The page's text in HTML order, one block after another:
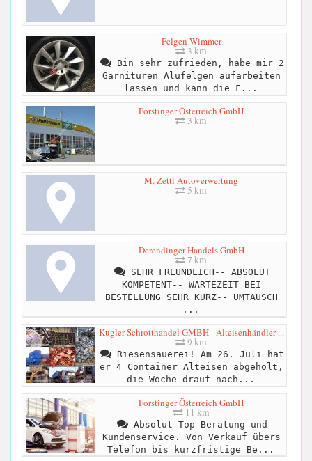
Felgen Wimmer
3 km
Bin sehr zufrieden, habe mir 2
Garnituren Alufelgen aufarbeiten
lassen und kann die F...
Forstinger Österreich GmbH
3 km
M. Zettl Autoverwertung
5 km
Derendinger Handels GmbH
7 km
SEHR FREUNDLICH-- ABSOLUT
KOMPETENT-- WARTEZEIT BEI
BESTELLUNG SEHR KURZ-- UMTAUSCH
...
Kugler Schrotthandel GMBH - Alteisenhändler ...
9 km
Riesensauerei! Am 26. Juli hat
er 4 Container Alteisen abgeholt,
die Woche drauf nach...
Forstinger Österreich GmbH
11 km
Absolut Top-Beratung und
Kundenservice. Von Verkauf übers
Telefon bis kurzfristige Be...